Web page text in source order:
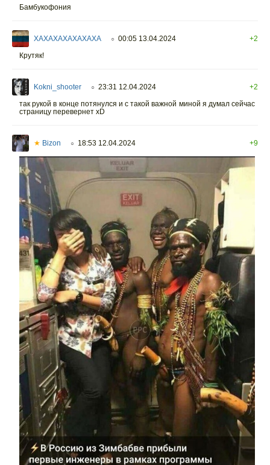
Бамбукофония
XAXAXAXAXAXAXA ○ 00:05 13.04.2024
+2
Крутяк!
Kokni_shooter ○ 23:31 12.04.2024
+2
так рукой в конце потянулся и с такой важной миной я думал сейчас
страницу перевернет xD
★ Bizon ○ 18:53 12.04.2024 +9